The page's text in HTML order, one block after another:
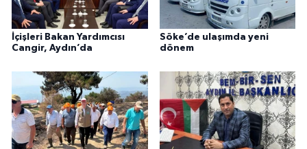
İçişleri Bakan Yardımcısı
Cangir, Aydın’da
Söke’de ulaşımda yeni
dönem